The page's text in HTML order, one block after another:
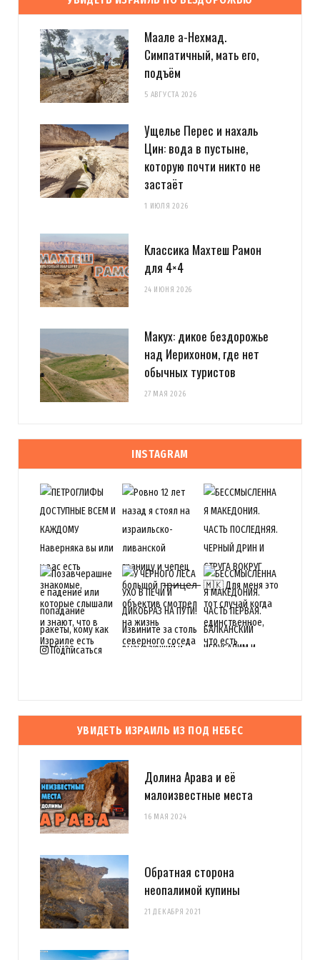
Маале а-Нехмад.
Симпатичный, мать его,
подъём
5 АВГУСТА 2026
Ущелье Перес и нахаль
Цин: вода в пустыне,
которую почти никто не
застаёт
1 ИЮЛЯ 2026
Классика Махтеш Рамон
для 4×4
24 ИЮНЯ 2026
Макух: дикое бездорожье
над Иерихоном, где нет
обычных туристов
27 МАЯ 2026
INSTAGRAM
Подписаться
УВИДЕТЬ ИЗРАИЛЬ ИЗ ПОД НЕБЕС
Долина Арава и её
малоизвестные места
16 МАЯ 2024
Обратная сторона
неопалимой купины
21 ДЕКАБРЯ 2021